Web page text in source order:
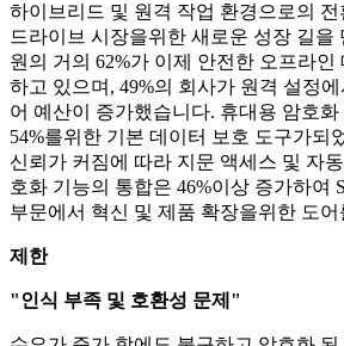
하이브리드 및 원격 작업 환경으로의 전
드라이브 시장을위한 새로운 성장 길을
원의 거의 62%가 이제 안전한 오프라
하고 있으며, 49%의 회사가 원격 설정
어 예산이 증가했습니다. 휴대용 암호
54%를위한 기본 데이터 보호 도구가되
신뢰가 커짐에 따라 지문 액세스 및 자
호화 기능의 통합은 46%이상 증가하여
부문에서 혁신 및 제품 확장을위한 도
제한
"인식 부족 및 호환성 문제"